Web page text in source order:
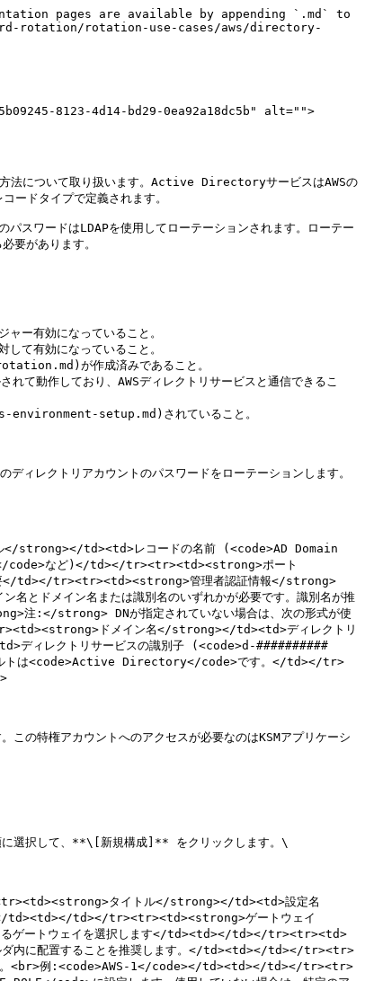
pages are available by appending `.md` to
rotation/rotation-use-cases/aws/directory-
8123-4d14-bd29-0ea92a18dc5b" alt="">
方法について取り扱います。Active DirectoryサービスはAWSの
ードタイプで定義されます。
ワードはLDAPを使用してローテーションされます。ローテー
要があります。
効になっていること。
効になっていること。
が作成済みであること。
しており、AWSディレクトリサービスと通信できるこ
setup.md)されていること。
レクトリアカウントのパスワードをローテーションします。
td><td>レコードの名前 (<code>AD Domain
code>など)</td></tr><tr><td><strong>ポート
</td></tr><tr><td><strong>管理者認証情報</strong>
ドメイン名または識別名のいずれかが必要です。識別名が推
:</strong> DNが指定されていない場合は、次の形式が使
ドメイン名</strong></td><td>ディレクトリ
ディレクトリサービスの識別子 (<code>d-##########
ルトは<code>Active Directory</code>です。</td></tr>
この特権アカウントへのアクセスが必要なのはKSMアプリケーシ
選択して、**\[新規構成]** をクリックします。\
タイトル</strong></td><td>設定名
td><td></td></tr><tr><td><strong>ゲートウェイ
るゲートウェイを選択します</td><td></td></tr><tr><td>
ルダ内に配置することを推奨します。</td><td></td></tr><tr>
す。<br>例:<code>AWS-1</code></td><td></td></tr><tr>